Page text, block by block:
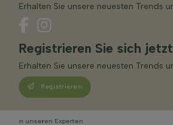
Erhalten Sie unsere neuesten Trends
Registrieren Sie sich
Erhalten Sie unsere neuesten Trends
Registrieren